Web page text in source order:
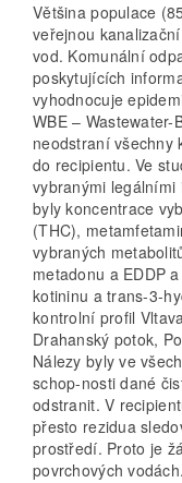
Většina populace
veřejnou
vod. Komunální
poskytujících
vyhodnocuje
WBE –
neodstraní všechny
do recipientu. Ve
vybranými
byly koncentrace
(THC),
vybraných
metadonu a EDDP
kotininu a trans-3-
kontrolní profil
Drahanský potok,
Nálezy byly ve
schop-nosti dané
odstranit. V
přesto rezidua
prostředí. Proto je
povrchových vodách.